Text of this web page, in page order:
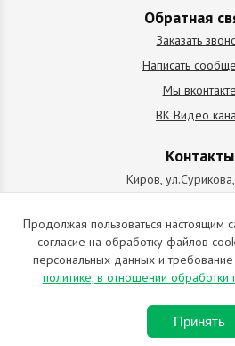
Обратная
Заказать
Написать
Мы вконтакте
ВК Видео
Контакты
Киров,
схема
+7 (912) 827-
ИП Позолотин Евгений
ИНН 434537218055 / ОГРН ИП
2009-2026 © Все права защищены.
Продолжая пользоваться настоящим
согласие на обработку файлов
персональных данных и
политике, в отношении
Принять